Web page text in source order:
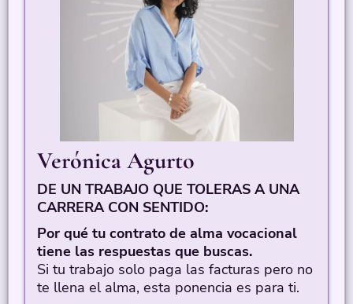
Verónica Agurto
DE UN TRABAJO QUE TOLERAS A UNA
CARRERA CON SENTIDO:
Por qué tu contrato de alma vocacional
tiene las respuestas que buscas.
Si tu trabajo solo paga las facturas pero no
te llena el alma, esta ponencia es para ti.